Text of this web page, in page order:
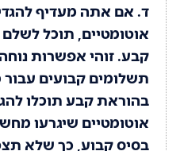
ד. אם אתה מעדיף
אוטומטיים, תוכל
קבע. זוהי אפשרות
תשלומים קבועים עבור
בהוראת קבע תוכלו
אוטומטיים שיגרעו
בסיס קבוע, כך שלא